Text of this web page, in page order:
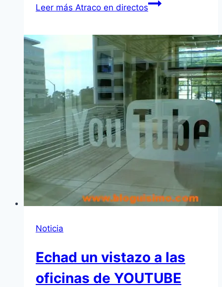
Leer más Atraco en directos
Noticia
Echad un vistazo a las
oficinas de YOUTUBE